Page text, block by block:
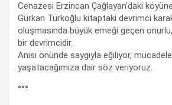
Cenazesi Erzincan Çağlayan’daki
Gürkan Türkoğlu kitaptaki devrimci
oluşmasında büyük emeği geçen
bir devrimcidir.
Anısı önünde saygıyla eğiliyor,
yaşatacağımıza dair söz veriyoruz.
°°°